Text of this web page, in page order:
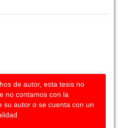
de autor, esta tesis no
no contamos con la
su autor o se cuenta con un